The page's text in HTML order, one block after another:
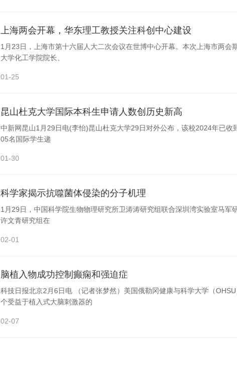
上海两会开幕，华东理工教授关注科创中心建设
1月23日，上海市第十六届人大二次会议在世博中心开幕。本次上海市两会
大学化工学院院长、
01-25
昆山杜克大学国际本科生申请人数创历史新高
中新网昆山1月29日电(李怡)昆山杜克大学29日对外公布，该校2024年已收
05名国际学生递
01-30
科学家揭示抗噬菌体侵染的分子机理
1月29日，中国科学院生物物理研究所卫涛涛研究组联合深圳湾实验室马军
许文青研究组在
02-01
脑植入物成功控制癫痫和强迫症
科技日报北京2月6日电 （记者张梦然）美国俄勒冈健康与科学大学（
个受益于植入式大脑刺激器的
02-07